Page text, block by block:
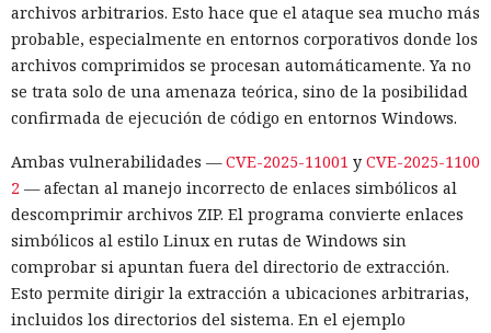
archivos arbitrarios. Esto hace que el ataque sea mucho más
probable, especialmente en entornos corporativos donde los
archivos comprimidos se procesan automáticamente. Ya no
se trata solo de una amenaza teórica, sino de la posibilidad
confirmada de ejecución de código en entornos Windows.
Ambas vulnerabilidades —CVE-2025-11001 y CVE-2025-1100
2 — afectan al manejo incorrecto de enlaces simbólicos al
descomprimir archivos ZIP. El programa convierte enlaces
simbólicos al estilo Linux en rutas de Windows sin
comprobar si apuntan fuera del directorio de extracción.
Esto permite dirigir la extracción a ubicaciones arbitrarias,
incluidos los directorios del sistema. En el ejemplo